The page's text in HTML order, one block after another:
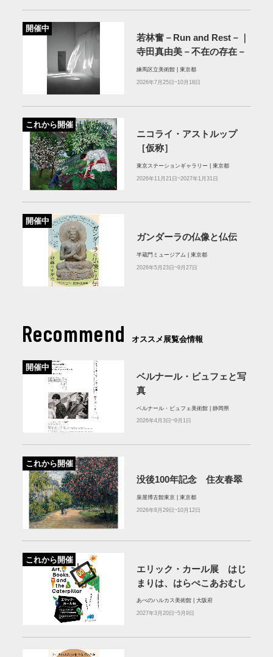
開催中
若林奮－Run and Rest－｜
寺田真由美－不在の存在－
練馬区立美術館 | 東京都
2026年7月25日~10月18日
これから開催
ニコライ・アストルップ
［仮称］
東京ステーションギャラリー | 東京都
2026年11月21日~2027年1月31日
開催中
ガンダーラの仏像と仏伝
半蔵門ミュージアム | 東京都
2026年5月23日~9月27日
Recommend オススメ展覧会情報
開催中
ベルナール・ビュフェと写
真
ベルナール・ビュフェ美術館 | 静岡県
2026年4月3日~9月1日
これから開催
没後100年記念 住友春翠
泉屋博古館東京 | 東京都
2026年8月29日~10月12日
これから開催
エリック・カール展 はじ
まりは、はらぺこあおむし
あべのハルカス美術館 | 大阪府
2027年3月20日~5月9日